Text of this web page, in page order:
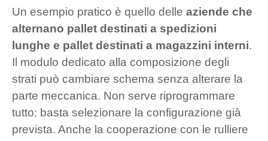
Un esempio pratico è quello delle aziende che
alternano pallet destinati a spedizioni
lunghe e pallet destinati a magazzini interni.
Il modulo dedicato alla composizione degli
strati può cambiare schema senza alterare la
parte meccanica. Non serve riprogrammare
tutto: basta selezionare la configurazione già
prevista. Anche la cooperazione con le rulliere